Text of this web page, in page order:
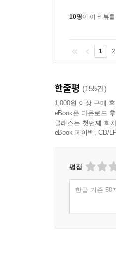
10명이 이 리뷰
1 2
한줄평 (155건)
1,000원 이상 구매
eBook은 다운로드
클래스는 첫번째 회
eBook 페이백, CD/
평점
한글 기준 50